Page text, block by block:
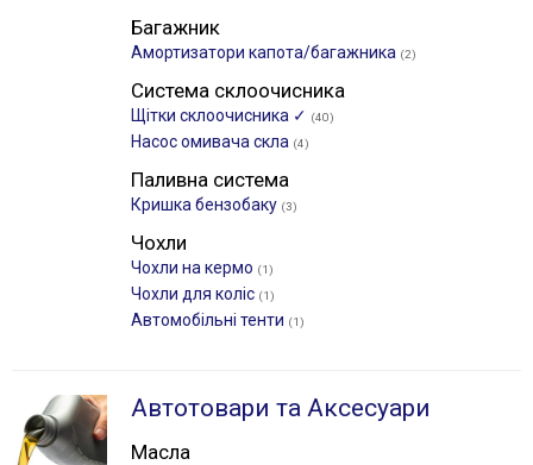
Багажник
Амортизатори капота/багажника (2)
Система склоочисника
Щітки склоочиcника ✓ (40)
Насос омивача скла (4)
Паливна система
Кришка бензобаку (3)
Чохли
Чохли на кермо (1)
Чохли для коліс (1)
Автомобільні тенти (1)
Автотовари та Аксесуари
Масла